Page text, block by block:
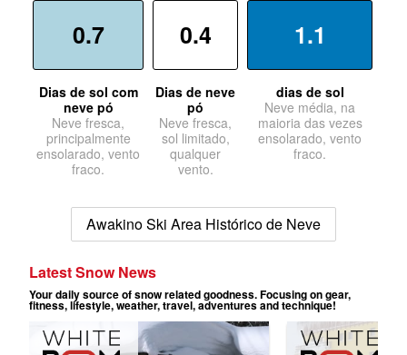
0.7
Dias de sol com
neve pó
Neve fresca,
principalmente
ensolarado, vento
fraco.
0.4
Dias de neve
pó
Neve fresca,
sol limitado,
qualquer
vento.
1.1
dias de sol
Neve média, na
maioria das vezes
ensolarado, vento
fraco.
Awakino Ski Area Histórico de Neve